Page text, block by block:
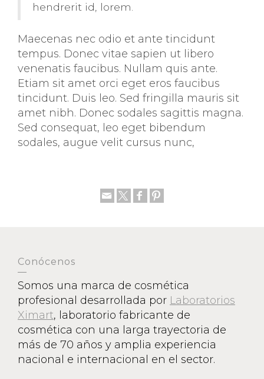
hendrerit id, lorem.
Maecenas nec odio et ante tincidunt
tempus. Donec vitae sapien ut libero
venenatis faucibus. Nullam quis ante.
Etiam sit amet orci eget eros faucibus
tincidunt. Duis leo. Sed fringilla mauris sit
amet nibh. Donec sodales sagittis magna.
Sed consequat, leo eget bibendum
sodales, augue velit cursus nunc,
Conócenos
Somos una marca de cosmética
profesional desarrollada por Laboratorios
Ximart, laboratorio fabricante de
cosmética con una larga trayectoria de
más de 70 años y amplia experiencia
nacional e internacional en el sector.